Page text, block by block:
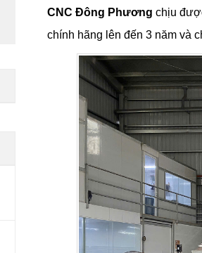
CNC Đông Phương chịu
chính hãng lên đến 3 năm và